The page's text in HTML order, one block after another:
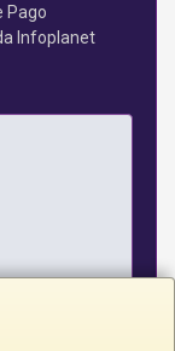
Pago
Infoplanet